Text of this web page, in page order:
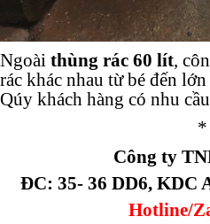
Ngoài thùng rác 60 lít,
rác khác nhau từ bé đến
Qúy khách hàng có nhu
*
Công ty
ĐC: 35- 36 DD6, KDC
Hotline/